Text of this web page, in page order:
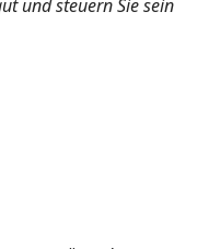
und steuern Sie sein